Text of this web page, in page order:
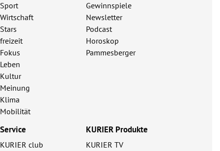
Sport
Wirtschaft
Stars
freizeit
Fokus
Leben
Kultur
Meinung
Klima
Mobilität
Gewinnspiele
Newsletter
Podcast
Horoskop
Pammesberger
Service
KURIER club
KURIER Produkte
KURIER TV